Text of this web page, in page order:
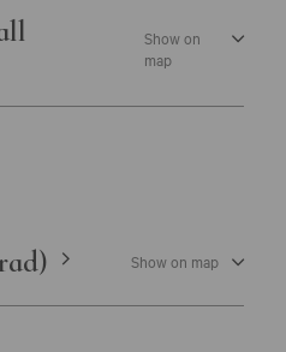
Show on
map
Show on map